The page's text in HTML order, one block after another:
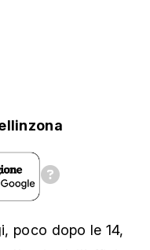
poco dopo le 14,